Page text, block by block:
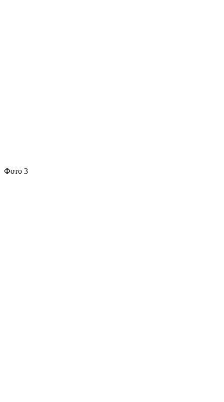
Фото 3